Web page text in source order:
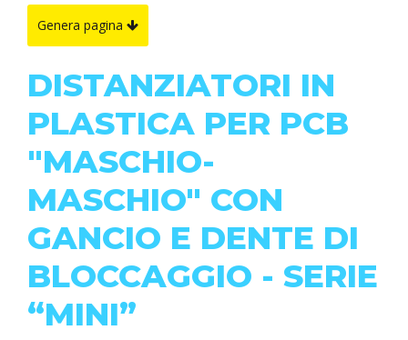
Genera pagina
DISTANZIATORI IN
PLASTICA PER PCB
"MASCHIO-
MASCHIO" CON
GANCIO E DENTE DI
BLOCCAGGIO - SERIE
“MINI”